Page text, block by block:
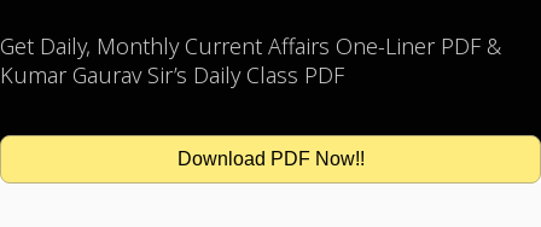
Get Daily, Monthly Current Affairs One-Liner PDF &
Kumar Gaurav Sir’s Daily Class PDF
Download PDF Now!!